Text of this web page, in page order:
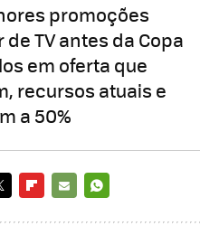
promoções
TV antes da Copa
em oferta que
recursos atuais e
a 50%